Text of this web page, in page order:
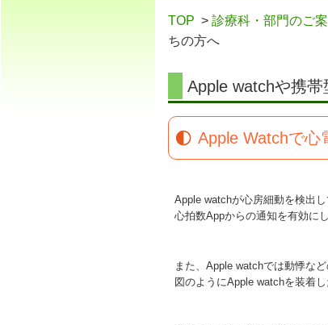
TOP > 診療科・部門のご
ちの方へ
Apple watchや携
Apple Watchで心
Apple watchが心房細動を検出し
心拍数Appからの通知を有効に
また、Apple watchでは動悸な
図のようにApple watchを装着